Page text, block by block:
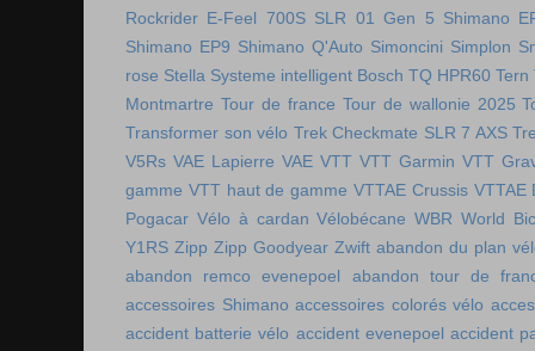
Rockrider E-Feel 700S SLR 01 Gen 5 Shimano
Shimano EP9 Shimano Q'Auto Simoncini Simplon
rose Stella Systeme intelligent Bosch TQ HPR60 Tern
Montmartre Tour de france Tour de wallonie 2025
Transformer son vélo Trek Checkmate SLR 7 AXS
V5Rs VAE Lapierre VAE VTT VTT Garmin VTT
gamme VTT haut de gamme VTTAE Crussis VTTAE
Pogacar Vélo à cardan Vélobécane WBR World
Y1RS Zipp Zipp Goodyear Zwift abandon du plan
abandon remco evenepoel
abandon tour de
accessoires Shimano accessoires colorés vélo
accident batterie vélo accident evenepoel accident